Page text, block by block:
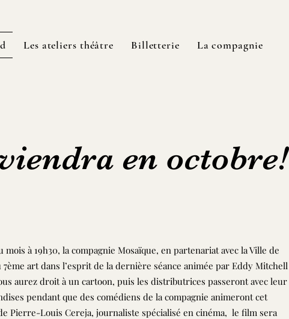
Les ateliers théâtre Billetterie La compagnie
en octobre!
à 19h30, la compagnie Mosaïque, en partenariat avec la Ville de
art dans l’esprit de la dernière séance animée par Eddy Mitchell
aurez droit à un cartoon, puis les distributrices passeront avec leur
pendant que des comédiens de la compagnie animeront cet
Pierre-Louis Cereja, journaliste spécialisé en cinéma, le film sera